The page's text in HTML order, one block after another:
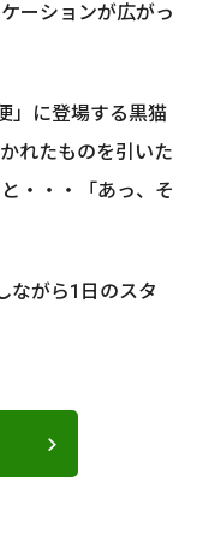
ーションが広がっ
」に登場する黒猫
れたものを引いた
・・・「あっ、そ
ながら1日のスタ